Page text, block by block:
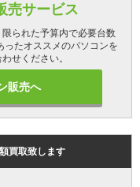
売サービス
られた予算内で必要台数
ったオススメのパソコンを
せください。
販売へ
買取致します